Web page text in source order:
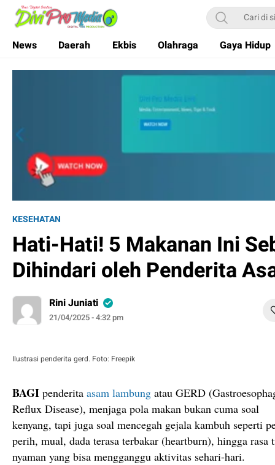
Divi Pro Media
News and Media
News Daerah Ekbis Olahraga Gaya Hidup
KESEHATAN
Hati-Hati! 5 Makanan Ini
Dihindari oleh Penderita
Rini Juniati
21/04/2025 - 4:32 pm
Ilustrasi penderita gerd. Foto: Freepik
BAGI penderita asam lambung atau GERD
Reflux Disease), menjaga pola makan bukan cuma soal
kenyang, tapi juga soal mencegah gejala kambuh seperti
perih, mual, dada terasa terbakar (heartburn), hingga rasa
nyaman yang bisa mengganggu aktivitas sehari-hari.